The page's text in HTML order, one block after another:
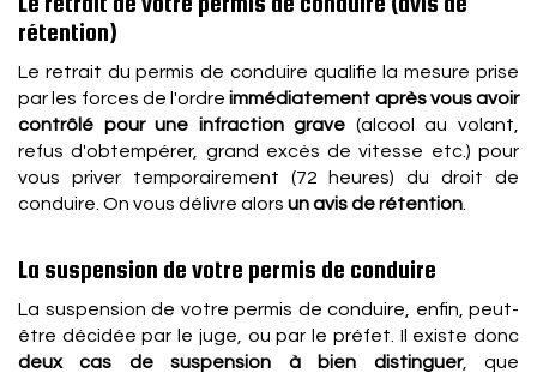
rétention)
Le retrait du permis de conduire qualifie la mesure prise
par les forces de l'ordreimmédiatement après vous avoir
contrôlé pour une infraction grave (alcool au volant,
refus d'obtempérer, grand excès de vitesse etc.) pour
vous priver temporairement (72 heures) du droit de
conduire. On vous délivre alors un avis de rétention
La suspension de votre permis de conduire
La suspension de votre permis de conduire, enfin, peut-
être décidée par le juge, ou par le préfet. Il existe donc
deux cas de suspension à bien distinguer, que